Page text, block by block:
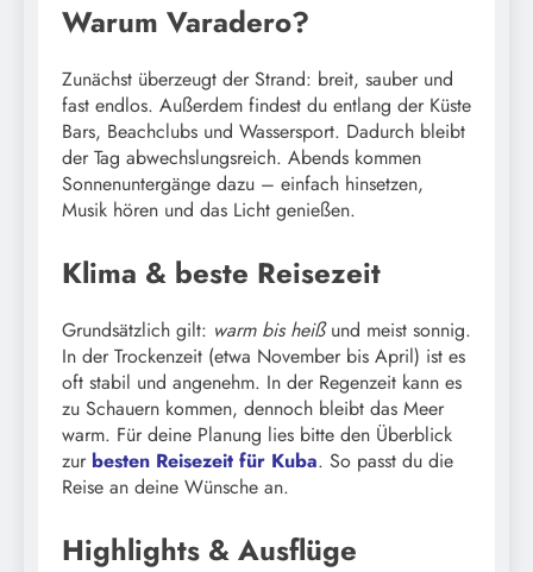
Warum Varadero?
Zunächst überzeugt der Strand: breit, sauber und
fast endlos. Außerdem findest du entlang der Küste
Bars, Beachclubs und Wassersport. Dadurch bleibt
der Tag abwechslungsreich. Abends kommen
Sonnenuntergänge dazu – einfach hinsetzen,
Musik hören und das Licht genießen.
Klima & beste Reisezeit
Grundsätzlich gilt: warm bis heißund meist sonnig.
In der Trockenzeit (etwa November bis April) ist es
oft stabil und angenehm. In der Regenzeit kann es
zu Schauern kommen, dennoch bleibt das Meer
warm. Für deine Planung lies bitte den Überblick
zur besten Reisezeit für Kuba. So passt du die
Reise an deine Wünsche an.
Highlights & Ausflüge